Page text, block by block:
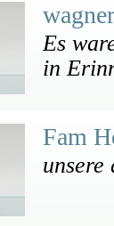
Es
in
Fam